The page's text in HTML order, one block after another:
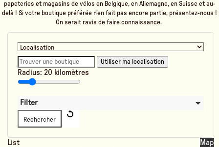
papeteries et magasins de vélos en Belgique, en Allemagne, en Suisse et au-
delà ! Si votre boutique préférée n’en fait pas encore partie, présentez-nous !
On serait ravis de faire connaissance.
Utiliser ma localisation
Radius: 20 kilomètres
Filter
Rechercher
List Map